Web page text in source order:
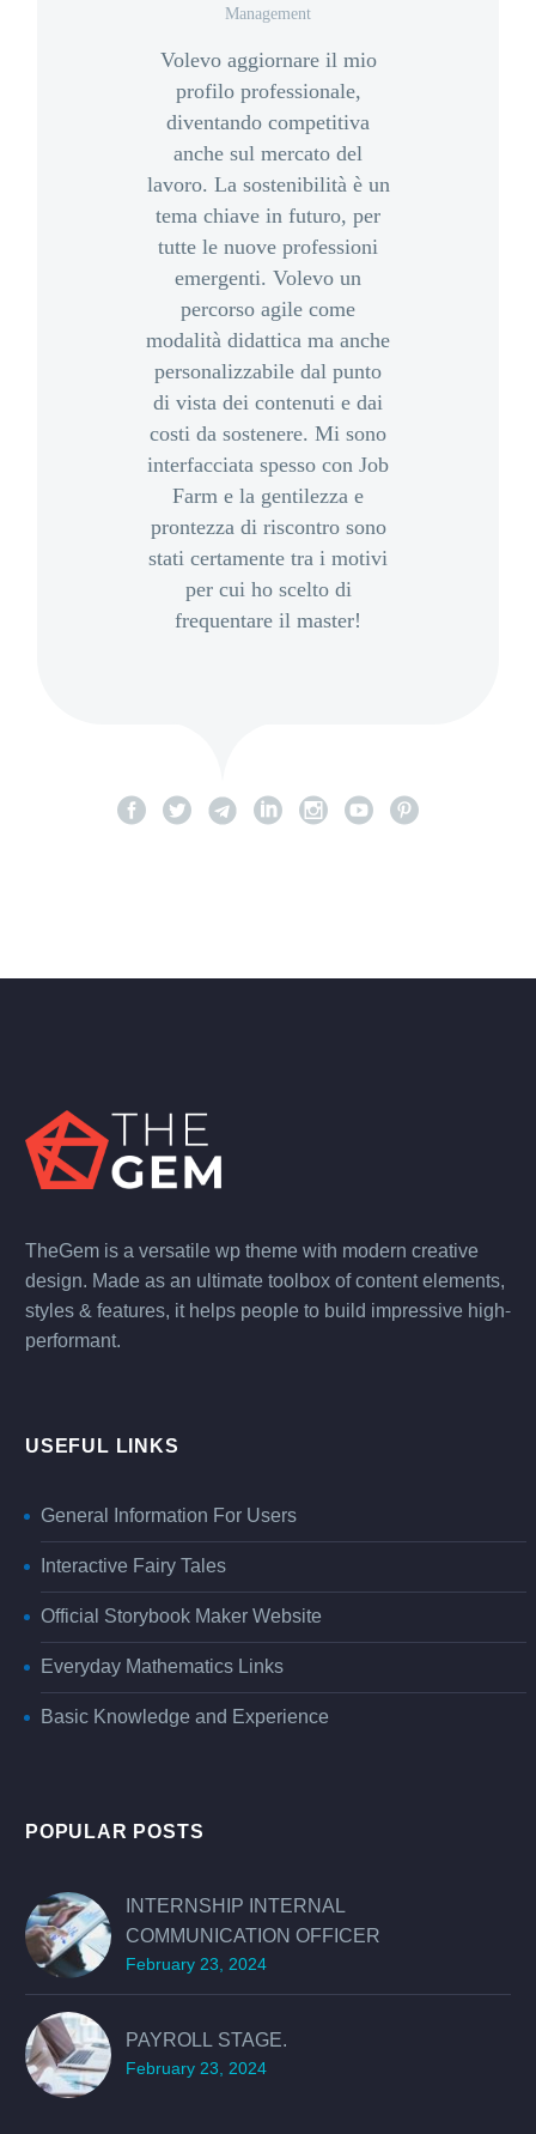
Management
Volevo aggiornare il mio
profilo professionale,
diventando competitiva
anche sul mercato del
lavoro. La sostenibilità è un
tema chiave in futuro, per
tutte le nuove professioni
emergenti. Volevo un
percorso agile come
modalità didattica ma anche
personalizzabile dal punto
di vista dei contenuti e dai
costi da sostenere. Mi sono
interfacciata spesso con Job
Farm e la gentilezza e
prontezza di riscontro sono
stati certamente tra i motivi
per cui ho scelto di
frequentare il master!
TheGem is a versatile wp theme with modern creative
design. Made as an ultimate toolbox of content elements,
styles & features, it helps people to build impressive high-
performant.
USEFUL LINKS
General Information For Users
Interactive Fairy Tales
Official Storybook Maker Website
Everyday Mathematics Links
Basic Knowledge and Experience
POPULAR POSTS
INTERNSHIP INTERNAL
COMMUNICATION OFFICER
February 23, 2024
PAYROLL STAGE.
February 23, 2024